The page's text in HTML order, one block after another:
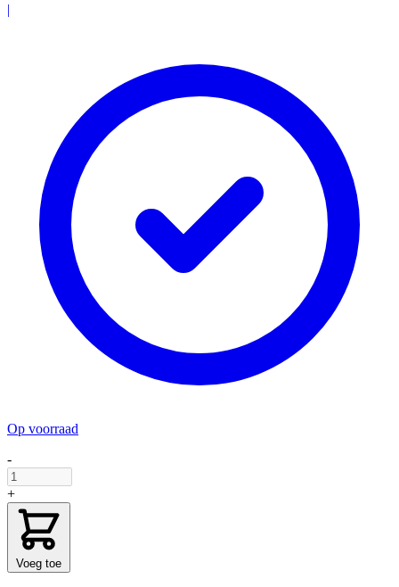
|
Op voorraad
-
+
Voeg toe